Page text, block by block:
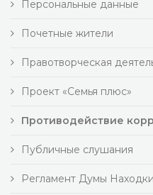
Персональные данные
Почетные жители
Правотворческая
Проект «Семья плюс»
Противодействие
Публичные слушания
Регламент Думы